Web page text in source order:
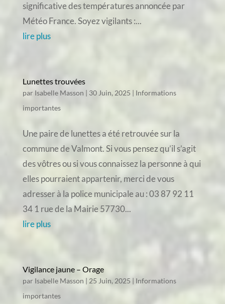
significative des températures annoncée par
Météo France. Soyez vigilants :...
lire plus
Lunettes trouvées
par Isabelle Masson | 30 Juin, 2025 | Informations
importantes
Une paire de lunettes a été retrouvée sur la
commune de Valmont. Si vous pensez qu’il s’agit
des vôtres ou si vous connaissez la personne à qui
elles pourraient appartenir, merci de vous
adresser à la police municipale au : 03 87 92 11
34 1 rue de la Mairie 57730...
lire plus
Vigilance jaune – Orage
par Isabelle Masson | 25 Juin, 2025 | Informations
importantes